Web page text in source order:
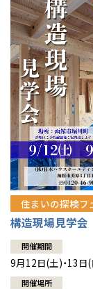
木材調達指針
グループ会社紹介
CMギャラリー
採用情報
住まいの探検フ
構造現場見学会
開催期間
9月12日(土)・13日
開催場所